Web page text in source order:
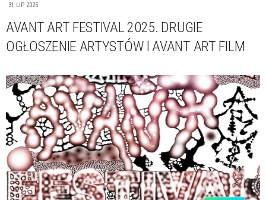
31 LIP 2025
AVANT ART FESTIVAL 2025. DRUGIE
OGŁOSZENIE ARTYSTÓW I AVANT ART FILM